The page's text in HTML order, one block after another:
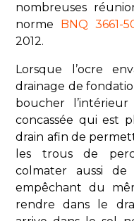
nombreuses
norme BNQ 3661-
2012.
Lorsque l’ocre
drainage de
boucher
concassée qui est
drain afin de
les trous de
colmater aussi de
empêchant du
rendre dans le